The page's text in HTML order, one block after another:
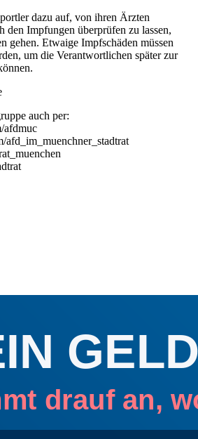
dazu auf, von ihren Ärzten
den Impfungen überprüfen zu lassen,
gehen. Etwaige Impfschäden müssen
um die Verantwortlichen später zur
auch per:
afdmuc
afd_im_muenchner_stadtrat